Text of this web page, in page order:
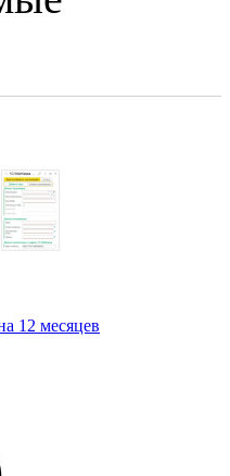
12 месяцев